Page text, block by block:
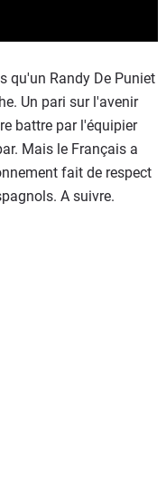
qu'un Randy De Puniet
Un pari sur l'avenir
battre par l'équipier
Mais le Français a
fait de respect
A suivre.